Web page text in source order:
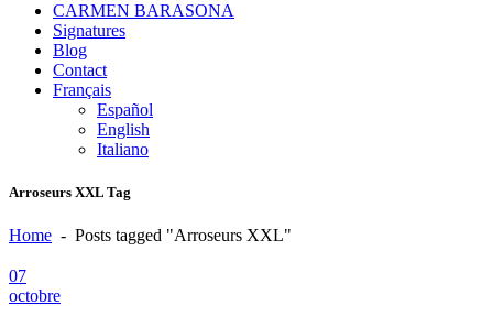
CARMEN BARASONA
Signatures
Blog
Contact
Français
Español
English
Italiano
Arroseurs XXL Tag
Home - Posts tagged "Arroseurs XXL"
07
octobre